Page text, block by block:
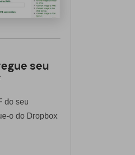
seu
do seu
o do Dropbox